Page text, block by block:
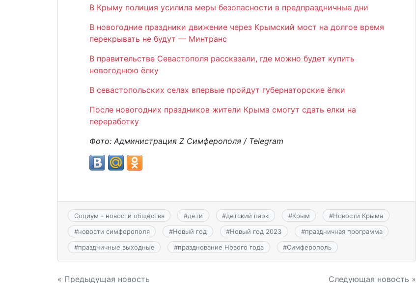
В Крыму полиция усилила меры безопасности в предпраздничные дни
В новогодние праздники движение через Крымский мост на долгое время
перекрывать не будут — Минтранс
В правительстве Севастополя рассказали, где можно будет купить
новогоднюю ёлку
В севастопольских селах впервые пройдут губернаторские ёлки
После новогодних праздников жители Крыма смогут сдать елки на
переработку
Фото: Администрация Z Симферополя / Telegram
Социум - новости общества #дети #детский парк #Крым #Новости Крыма
#новости симферополя #Новый год #Новый год 2023 #праздничная программа
#праздничные выходные #празднование Нового года #Симферополь
« Предыдущая новость Следующая новость »